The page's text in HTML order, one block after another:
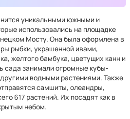
уникальными южными и
использовались на площадке
Мосту. Она была оформлена в
рыбки, украшенной ивами,
желтого бамбука, цветущих канн и
сада занимали огромные кубы-
водными растениями. Также
самшиты, олеандры,
617 растений. Их посадят как в
небом.